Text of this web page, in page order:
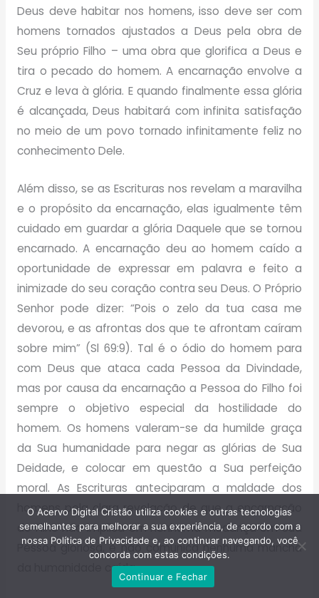
Deus deve habitar nos homens, isso deve ser com
homens tornados ajustados a Deus pela obra de
Seu próprio Filho – uma obra que glorifica a Deus e
tira o pecado do homem. A encarnação envolve a
Cruz e leva à glória. E quando finalmente essa glória
é alcançada, Deus habitará com infinita satisfação
no meio de um povo tornado infinitamente feliz no
conhecimento Dele.
Além disso, se as Escrituras nos revelam a maravilha
e o propósito da encarnação, elas igualmente têm
cuidado em guardar a glória Daquele que se tornou
encarnado. A encarnação deu ao homem caído a
oportunidade de expressar em palavra e feito a
inimizade do seu coração contra seu Deus. O Próprio
Senhor pode dizer: “Pois o zelo da tua casa me
devorou, e as afrontas dos que te afrontam caíram
sobre mim” (Sl 69:9). Tal é o ódio do homem para
com Deus que ataca cada Pessoa da Divindade,
mas por causa da encarnação a Pessoa do Filho foi
sempre o objetivo especial da hostilidade do
homem. Os homens valeram-se da humilde graça
da Sua humanidade para negar as glórias de Sua
Deidade, e colocar em questão a Sua perfeição
moral. As Escrituras anteciparam a maldade dos
homens pela clara revelação de que a encarnação
do Filho não implica em nenhuma mudança em Sua
Pessoa gloriosa, e não comunica nenhuma mancha
da humanidade caída.
O Acervo Digital Cristão utiliza cookies e outras tecnologias
semelhantes para melhorar a sua experiência, de acordo com a
nossa Política de Privacidade e, ao continuar navegando, você
concorda com estas condições.
Continuar e Fechar